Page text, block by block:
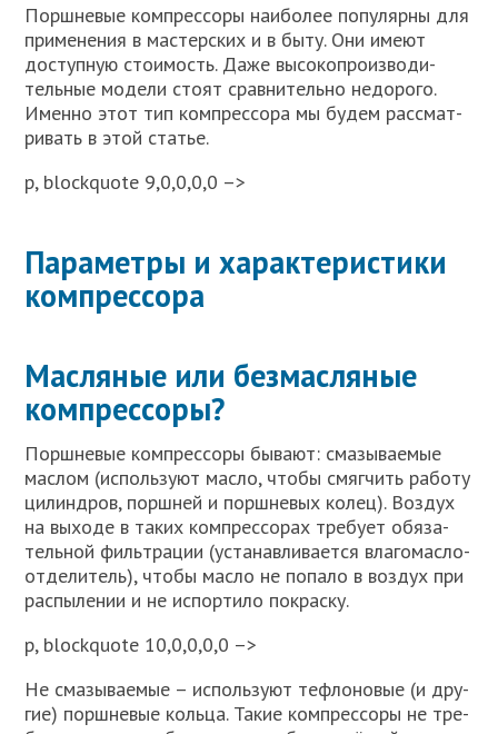
Порш­не­вые ком­прес­со­ры наи­бо­лее попу­ляр­ны для
при­ме­не­ния в мастер­ских и в быту. Они име­ют
доступ­ную сто­и­мость. Даже высо­ко­про­из­во­ди­
тель­ные моде­ли сто­ят срав­ни­тель­но недо­ро­го.
Имен­но этот тип ком­прес­со­ра мы будем рас­смат­
ри­вать в этой ста­тье.
p, blockquote 9,0,0,0,0 –>
Параметры и характеристики
компрессора
Масляные или безмасляные
компрессоры?
Порш­не­вые ком­прес­со­ры быва­ют: сма­зы­ва­е­мые
мас­лом (исполь­зу­ют мас­ло, что­бы смяг­чить рабо­ту
цилин­дров, порш­ней и порш­не­вых колец). Воз­дух
на выхо­де в таких ком­прес­со­рах тре­бу­ет обя­за­
тель­ной филь­тра­ции (уста­нав­ли­ва­ет­ся вла­го­мас­ло­
от­де­ли­тель), что­бы мас­ло не попа­ло в воз­дух при
рас­пы­ле­нии и не испор­ти­ло покрас­ку.
p, blockquote 10,0,0,0,0 –>
Не сма­зы­ва­е­мые – исполь­зу­ют тефло­но­вые (и дру­
гие) порш­не­вые коль­ца. Такие ком­прес­со­ры не тре­